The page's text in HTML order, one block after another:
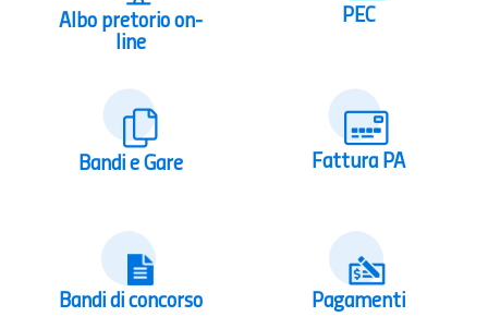
Albo pretorio on-
line
PEC
Bandi e Gare Fattura PA
Bandi di concorso Pagamenti